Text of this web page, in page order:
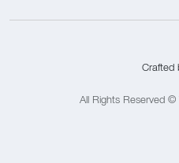
All Rights Reserved ©
Crafted